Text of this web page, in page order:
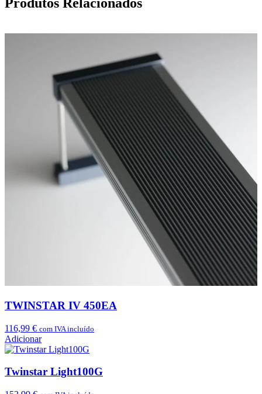
Produtos Relacionados
TWINSTAR IV 450EA
116,99 € com IVA incluído
Adicionar
Twinstar Light100G